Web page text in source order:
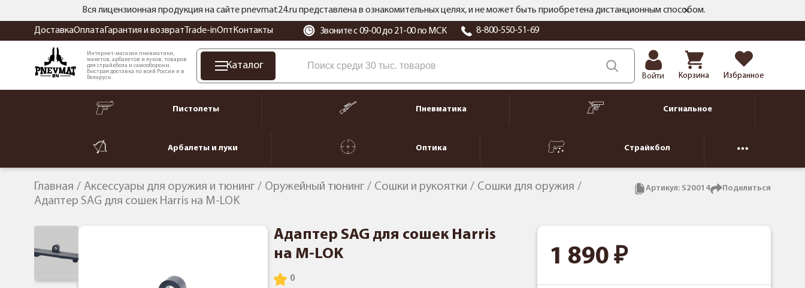
Вся лицензионная продукция на сайте pnevmat24.ru представлена в ознакомительных целях, и не может быть приобретена дистанционным способом.
ДоставкаОплата Гарантия и возврат Trade-inОпт Контакты Звоните с 09-00 до 21-00 по МСК 8-800-550-51-69
Интернет-магазин пневматики,
макетов, арбалетов и луков, товаров
для страйкбола и самообороны.
Быстрая доставка по всей России и в
Беларусь.
Каталог
Войти Корзина Избранное
Пистолеты Пневматика Сигнальное
Арбалеты и луки Оптика Страйкбол
Главная Аксессуары для оружия и тюнинг Оружейный тюнинг Сошки и рукоятки
Сошки для оружия
Адаптер SAG для сошек Harris на M-LOK
Артикул: S20014 Поделиться
Адаптер SAG для сошек Harris
на M-LOK
1 890